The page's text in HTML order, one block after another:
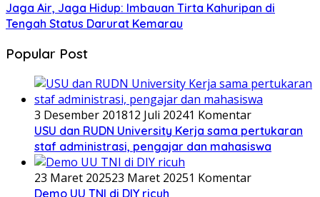
Jaga Air, Jaga Hidup: Imbauan Tirta Kahuripan di
Tengah Status Darurat Kemarau
Popular Post
3 Desember 201812 Juli 20241 Komentar
USU dan RUDN University Kerja sama pertukaran
staf administrasi, pengajar dan mahasiswa
23 Maret 202523 Maret 20251 Komentar
Demo UU TNI di DIY ricuh